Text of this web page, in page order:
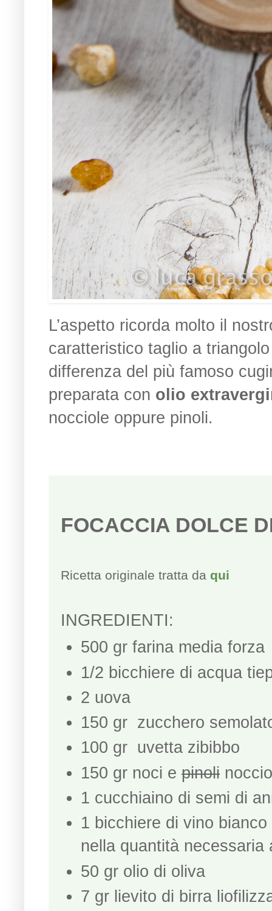
L’aspetto ricorda molto il
caratteristico taglio a
differenza del più famoso
preparata con olio
nocciole oppure pinoli.
FOCACCIA DOLCE
Ricetta originale tratta da qui
INGREDIENTI:
500 gr farina media forza
1/2 bicchiere di acqua
2 uova
150 gr zucchero
100 gr uvetta zibibbo
150 gr noci e pinoli
1 cucchiaino di semi di
1 bicchiere di vino
nella quantità necessaria
50 gr olio di oliva
7 gr lievito di birra